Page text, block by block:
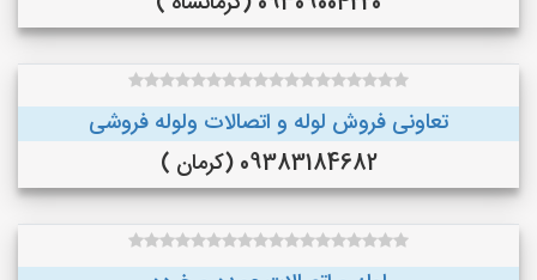
تعاونی فروش لوله و اتصالات ولوله فروشی
09383184682 (کرمان )